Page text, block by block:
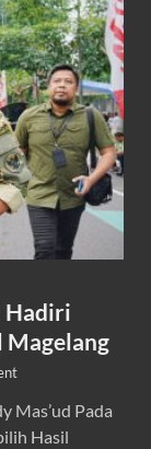
Hadiri
Magelang
Mas’ud Pada
Hasil